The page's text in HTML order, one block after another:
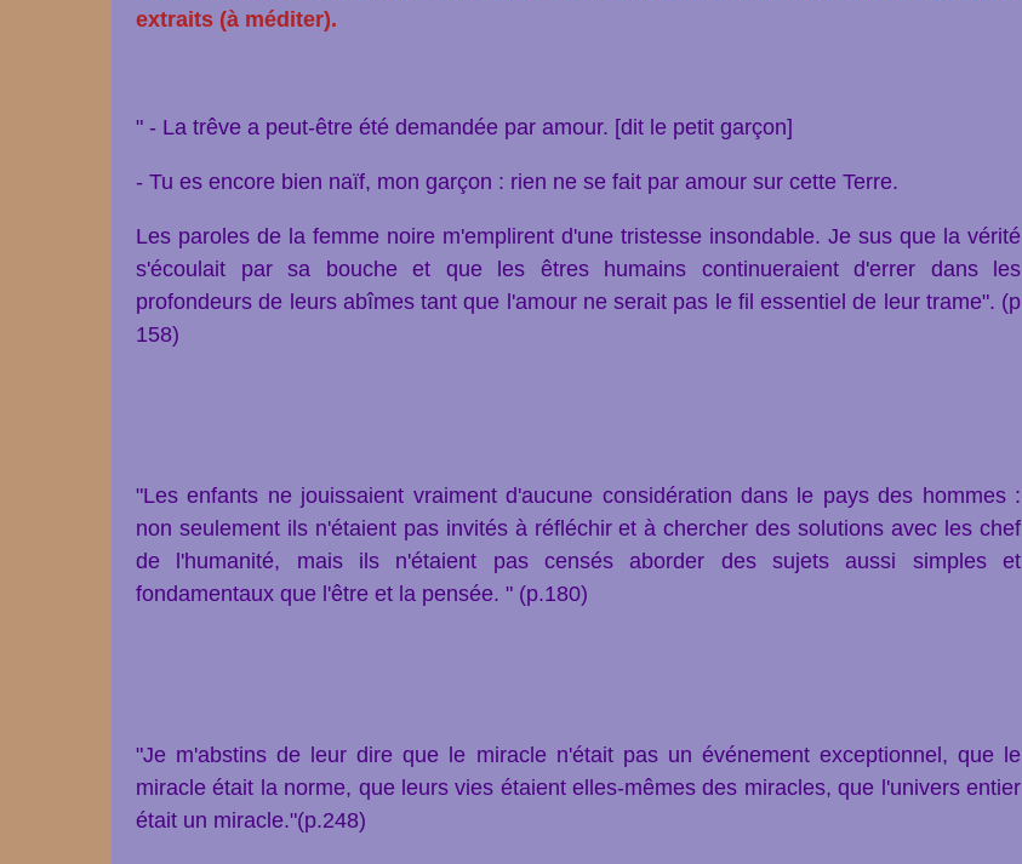
extraits (à méditer).
" - La trêve a peut-être été demandée par amour. [dit le petit garçon]
- Tu es encore bien naïf, mon garçon : rien ne se fait par amour sur cette Terre.
Les paroles de la femme noire m'emplirent d'une tristesse insondable. Je sus que la vérité
s'écoulait par sa bouche et que les êtres humains continueraient d'errer dans les
profondeurs de leurs abîmes tant que l'amour ne serait pas le fil essentiel de leur trame". (p
158)
"Les enfants ne jouissaient vraiment d'aucune considération dans le pays des hommes :
non seulement ils n'étaient pas invités à réfléchir et à chercher des solutions avec les chef
de l'humanité, mais ils n'étaient pas censés aborder des sujets aussi simples et
fondamentaux que l'être et la pensée. " (p.180)
"Je m'abstins de leur dire que le miracle n'était pas un événement exceptionnel, que le
miracle était la norme, que leurs vies étaient elles-mêmes des miracles, que l'univers entier
était un miracle."(p.248)